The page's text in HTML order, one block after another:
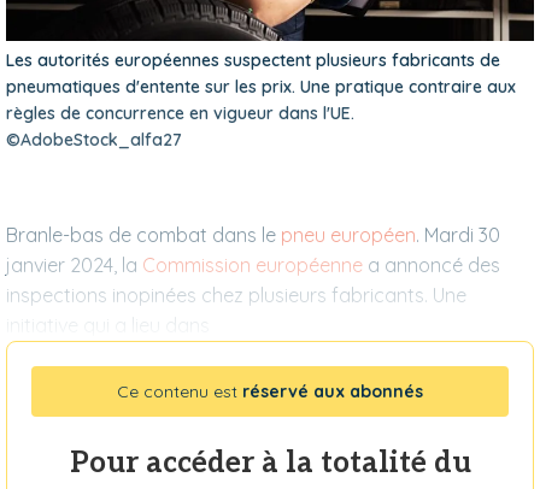
Les autorités européennes suspectent plusieurs fabricants de
pneumatiques d'entente sur les prix. Une pratique contraire aux
règles de concurrence en vigueur dans l'UE.
©AdobeStock_alfa27
Branle-bas de combat dans le pneu européen. Mardi 30
janvier 2024, la Commission européenne a annoncé des
inspections inopinées chez plusieurs fabricants. Une
initiative qui a lieu dans
Ce contenu est réservé aux abonnés
Pour accéder à la totalité du